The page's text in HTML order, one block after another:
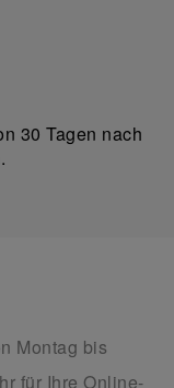
30 Tagen nach
Montag bis
für Ihre Online-